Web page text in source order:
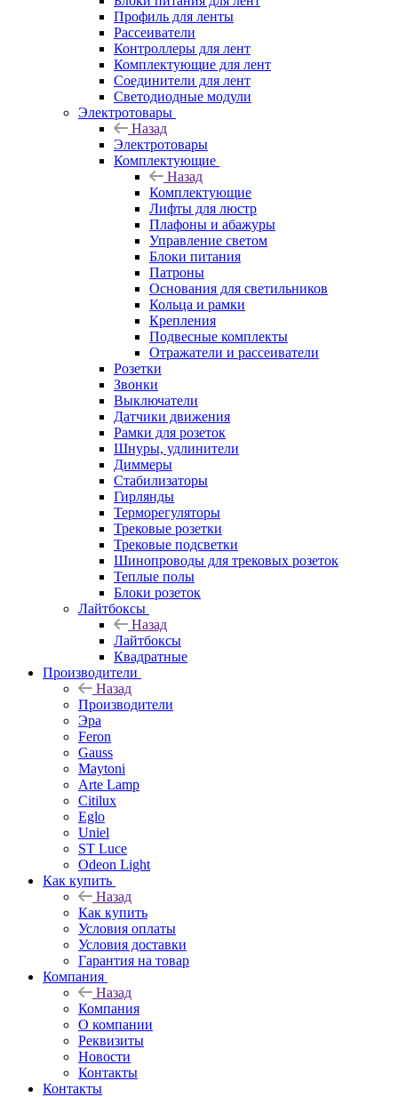
Профиль для ленты
Рассеиватели
Контроллеры для лент
Комплектующие для лент
Соединители для лент
Светодиодные модули
Электротовары
Назад
Электротовары
Комплектующие
Назад
Комплектующие
Лифты для люстр
Плафоны и абажуры
Управление светом
Блоки питания
Патроны
Основания для светильников
Кольца и рамки
Крепления
Подвесные комплекты
Отражатели и рассеиватели
Розетки
Звонки
Выключатели
Датчики движения
Рамки для розеток
Шнуры, удлинители
Диммеры
Стабилизаторы
Гирлянды
Терморегуляторы
Трековые розетки
Трековые подсветки
Шинопроводы для трековых розеток
Теплые полы
Блоки розеток
Лайтбоксы
Назад
Лайтбоксы
Квадратные
Производители
Назад
Производители
Эра
Feron
Gauss
Maytoni
Arte Lamp
Citilux
Eglo
Uniel
ST Luce
Odeon Light
Как купить
Назад
Как купить
Условия оплаты
Условия доставки
Гарантия на товар
Компания
Назад
Компания
О компании
Реквизиты
Новости
Контакты
Контакты